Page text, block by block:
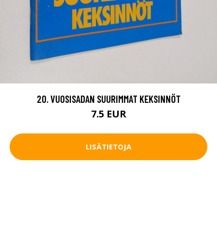
20. VUOSISADAN SUURIMMAT KEKSINNÖT
7.5 EUR
LISÄTIETOJA